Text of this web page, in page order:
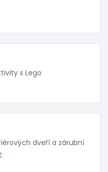
s Lego
dveří a zárubní